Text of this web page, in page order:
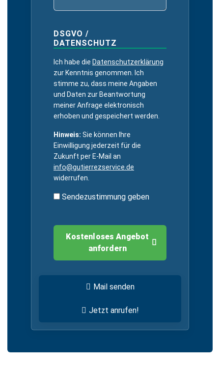
DSGVO /
DATENSCHUTZ
Ich habe die Datenschutzerklärung
zur Kenntnis genommen. Ich
stimme zu, dass meine Angaben
und Daten zur Beantwortung
meiner Anfrage elektronisch
erhoben und gespeichert werden.
Hinweis: Sie können Ihre
Einwilligung jederzeit für die
Zukunft per E-Mail an
info@gutierrezservice.de
widerrufen.
Sendezustimmung geben
Kostenloses Angebot
anfordern
Mail senden
Jetzt anrufen!